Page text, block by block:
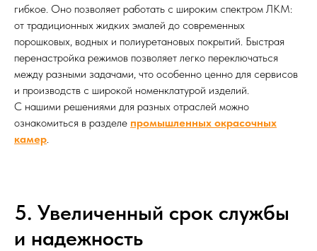
гибкое. Оно позволяет работать с широким спектром ЛКМ:
от традиционных жидких эмалей до современных
порошковых, водных и полиуретановых покрытий. Быстрая
перенастройка режимов позволяет легко переключаться
между разными задачами, что особенно ценно для сервисов
и производств с широкой номенклатурой изделий.
С нашими решениями для разных отраслей можно
ознакомиться в разделе промышленных окрасочных
камер.
5. Увеличенный срок службы
и надежность